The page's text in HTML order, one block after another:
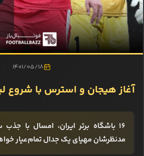
1401/05/18
آغاز هیجان و استرس با شروع
۱۶ باشگاه برتر ایران، امسال با جذب
مدنظرشان مهیای یک جدال تمام‌عیار